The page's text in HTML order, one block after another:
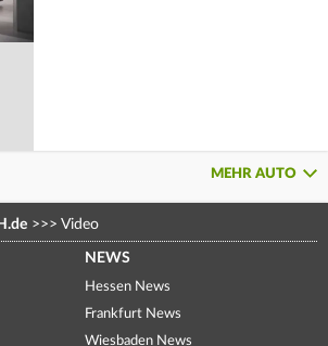
MEHR AUTO
>>> Video
NEWS
Hessen News
Frankfurt News
Wiesbaden News